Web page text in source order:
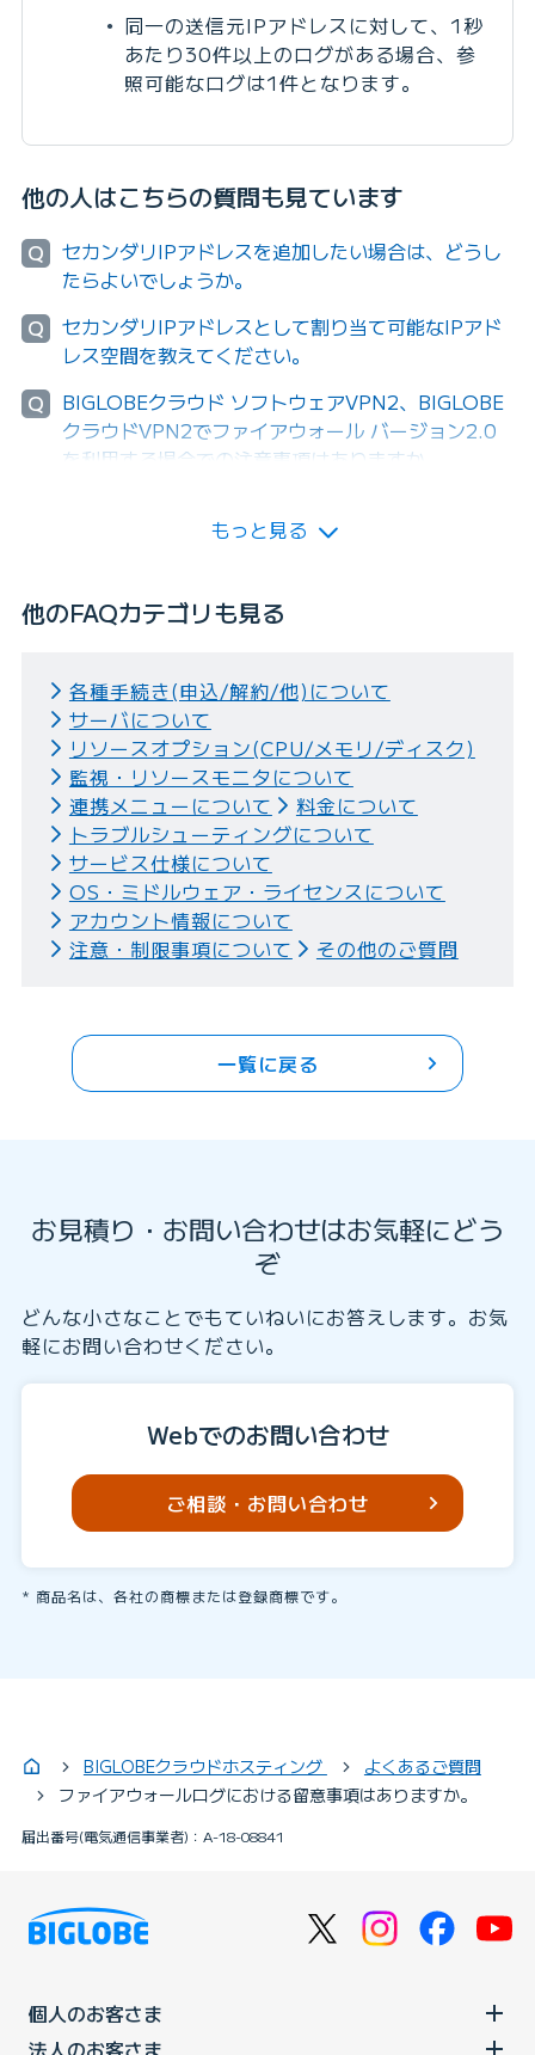
同一の送信元IPアドレスに対して、1秒
あたり30件以上のログがある場合、参
照可能なログは1件となります。
他の人はこちらの質問も見ています
Q
セカンダリIPアドレスを追加したい場合は、どうし
たらよいでしょうか。
Q
セカンダリIPアドレスとして割り当て可能なIPアド
レス空間を教えてください。
Q
BIGLOBEクラウド ソフトウェアVPN2、BIGLOBE
クラウドVPN2でファイアウォール バージョン2.0
を利用する場合での注意事項はありますか。
もっと見る
他のFAQカテゴリも見る
各種手続き(申込/解約/他)について
サーバについて
リソースオプション(CPU/メモリ/ディスク)
監視・リソースモニタについて
連携メニューについて
料金について
トラブルシューティングについて
サービス仕様について
OS・ミドルウェア・ライセンスについて
アカウント情報について
注意・制限事項について
その他のご質問
一覧に戻る
お見積り・お問い合わせはお気軽にどう
ぞ
どんな小さなことでもていねいにお答えします。お気
軽にお問い合わせください。
Webでのお問い合わせ
ご相談・お問い合わせ
商品名は、各社の商標または登録商標です。
BIGLOBEクラウドホスティング
よくあるご質問
ファイアウォールログにおける留意事項はありますか。
届出番号(電気通信事業者)：A-18-08841
個人のお客さま
法人のお客さま